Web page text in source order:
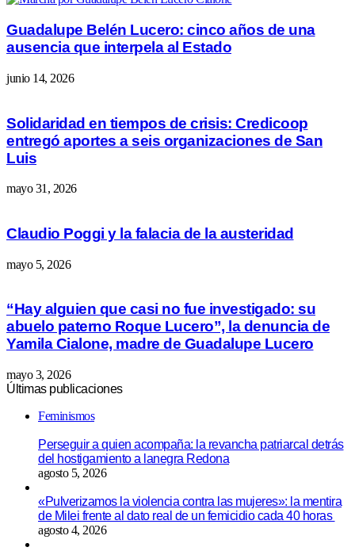
Guadalupe Belén Lucero: cinco años de una
ausencia que interpela al Estado
junio 14, 2026
Solidaridad en tiempos de crisis: Credicoop
entregó aportes a seis organizaciones de San
Luis
mayo 31, 2026
Claudio Poggi y la falacia de la austeridad
mayo 5, 2026
“Hay alguien que casi no fue investigado: su
abuelo paterno Roque Lucero”, la denuncia de
Yamila Cialone, madre de Guadalupe Lucero
mayo 3, 2026
Últimas publicaciones
Feminismos
Perseguir a quien acompaña: la revancha patriarcal detrás
del hostigamiento a lanegra Redona
agosto 5, 2026
«Pulverizamos la violencia contra las mujeres»: la mentira
de Milei frente al dato real de un femicidio cada 40 horas
agosto 4, 2026